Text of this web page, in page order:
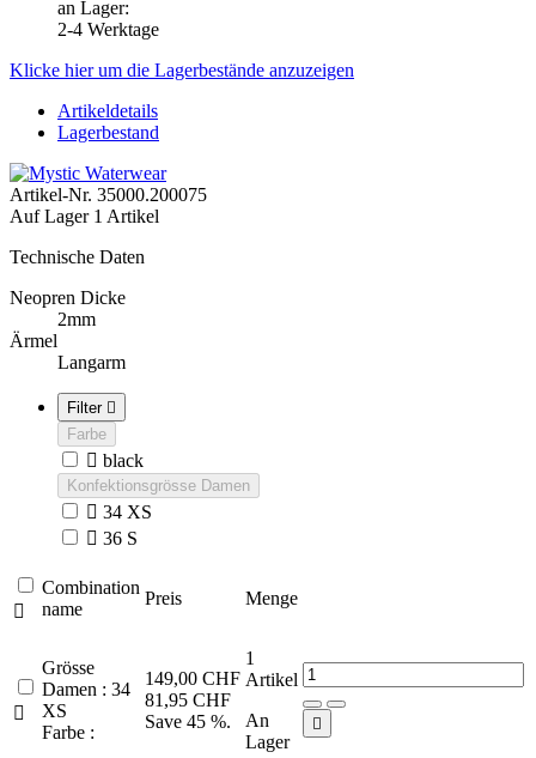
an Lager:
2-4 Werktage
Klicke hier um die Lagerbestände anzuzeigen
Artikeldetails
Lagerbestand
Artikel-Nr. 35000.200075
Auf Lager 1 Artikel
Technische Daten
Neopren Dicke
2mm
Ärmel
Langarm
Filter 
Farbe
 black
Konfektionsgrösse Damen
 34 XS
 36 S

Combination
name
Preis Menge

Grösse
Damen : 34
XS
Farbe :
149,00 CHF
81,95 CHF
Save 45 %.
1
Artikel
An
Lager
